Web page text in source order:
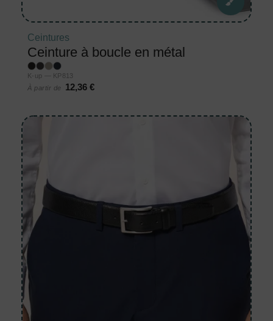
Ceintures
Ceinture à boucle en métal
K-up — KP813
À partir de
12,36 €